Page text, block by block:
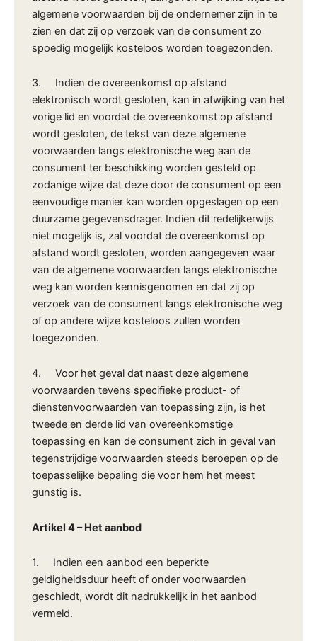
algemene voorwaarden bij de ondernemer zijn in te
zien en dat zij op verzoek van de consument zo
spoedig mogelijk kosteloos worden toegezonden.
3. Indien de overeenkomst op afstand
elektronisch wordt gesloten, kan in afwijking van het
vorige lid en voordat de overeenkomst op afstand
wordt gesloten, de tekst van deze algemene
voorwaarden langs elektronische weg aan de
consument ter beschikking worden gesteld op
zodanige wijze dat deze door de consument op een
eenvoudige manier kan worden opgeslagen op een
duurzame gegevensdrager. Indien dit redelijkerwijs
niet mogelijk is, zal voordat de overeenkomst op
afstand wordt gesloten, worden aangegeven waar
van de algemene voorwaarden langs elektronische
weg kan worden kennisgenomen en dat zij op
verzoek van de consument langs elektronische weg
of op andere wijze kosteloos zullen worden
toegezonden.
4. Voor het geval dat naast deze algemene
voorwaarden tevens specifieke product- of
dienstenvoorwaarden van toepassing zijn, is het
tweede en derde lid van overeenkomstige
toepassing en kan de consument zich in geval van
tegenstrijdige voorwaarden steeds beroepen op de
toepasselijke bepaling die voor hem het meest
gunstig is.
Artikel 4–Het aanbod
1. Indien een aanbod een beperkte
geldigheidsduur heeft of onder voorwaarden
geschiedt, wordt dit nadrukkelijk in het aanbod
vermeld.